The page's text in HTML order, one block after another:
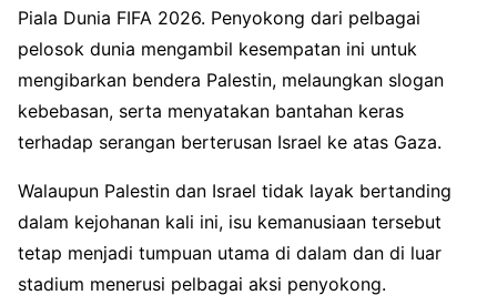
Piala Dunia FIFA 2026. Penyokong dari pelbagai
pelosok dunia mengambil kesempatan ini untuk
mengibarkan bendera Palestin, melaungkan slogan
kebebasan, serta menyatakan bantahan keras
terhadap serangan berterusan Israel ke atas Gaza.
Walaupun Palestin dan Israel tidak layak bertanding
dalam kejohanan kali ini, isu kemanusiaan tersebut
tetap menjadi tumpuan utama di dalam dan di luar
stadium menerusi pelbagai aksi penyokong.